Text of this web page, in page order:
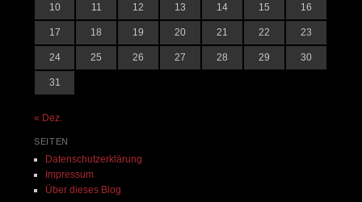
10 11 12 13 14 15 16
17 18 19 20 21 22 23
24 25 26 27 28 29 30
31
« Dez.
SEITEN
Datenschutzerklärung
Impressum
Über dieses Blog